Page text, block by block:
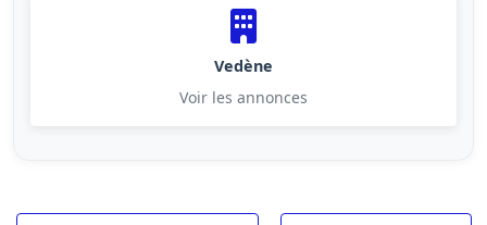
Vedène
Voir les annonces